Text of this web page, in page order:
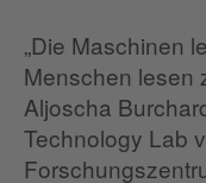
„Die Maschinen
Menschen lesen
Aljoscha
Technology Lab